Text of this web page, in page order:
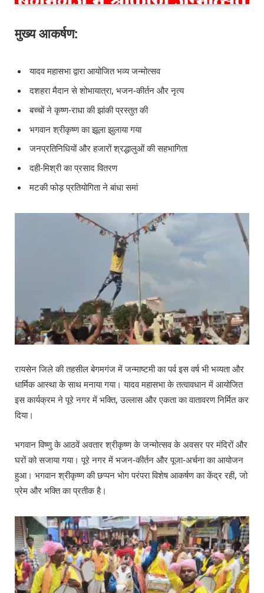
मुख्य आकर्षण:
यादव महासभा द्वारा आयोजित भव्य जन्मोत्सव
दशहरा मैदान से शोभायात्रा, भजन-कीर्तन और नृत्य
बच्चों ने कृष्ण-राधा की झांकी प्रस्तुत की
भगवान श्रीकृष्ण का झूला झुलाया गया
जनप्रतिनिधियों और हजारों श्रद्धालुओं की सहभागिता
दही-मिश्री का प्रसाद वितरण
मटकी फोड़ प्रतियोगिता ने बांधा समां
रायसेन जिले की तहसील बेगमगंज में जन्माष्टमी का पर्व इस वर्ष भी भव्यता और
धार्मिक आस्था के साथ मनाया गया। यादव महासभा के तत्वावधान में आयोजित
इस कार्यक्रम ने पूरे नगर में भक्ति, उल्लास और एकता का वातावरण निर्मित कर
दिया।
भगवान विष्णु के आठवें अवतार श्रीकृष्ण के जन्मोत्सव के अवसर पर मंदिरों और
घरों को सजाया गया। पूरे नगर में भजन-कीर्तन और पूजा-अर्चना का आयोजन
हुआ। भगवान श्रीकृष्ण की छप्पन भोग परंपरा विशेष आकर्षण का केंद्र रही, जो
प्रेम और भक्ति का प्रतीक है।